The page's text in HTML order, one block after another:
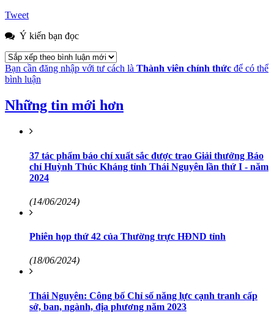
Tweet
Ý kiến bạn đọc
Bạn cần đăng nhập với tư cách là Thành viên chính thức để có thể
bình luận
Những tin mới hơn
37 tác phẩm báo chí xuất sắc được trao Giải thưởng Báo
chí Huỳnh Thúc Kháng tỉnh Thái Nguyên lần thứ I - năm
2024
(14/06/2024)
Phiên họp thứ 42 của Thường trực HĐND tỉnh
(18/06/2024)
Thái Nguyên: Công bố Chỉ số năng lực cạnh tranh cấp
sở, ban, ngành, địa phương năm 2023